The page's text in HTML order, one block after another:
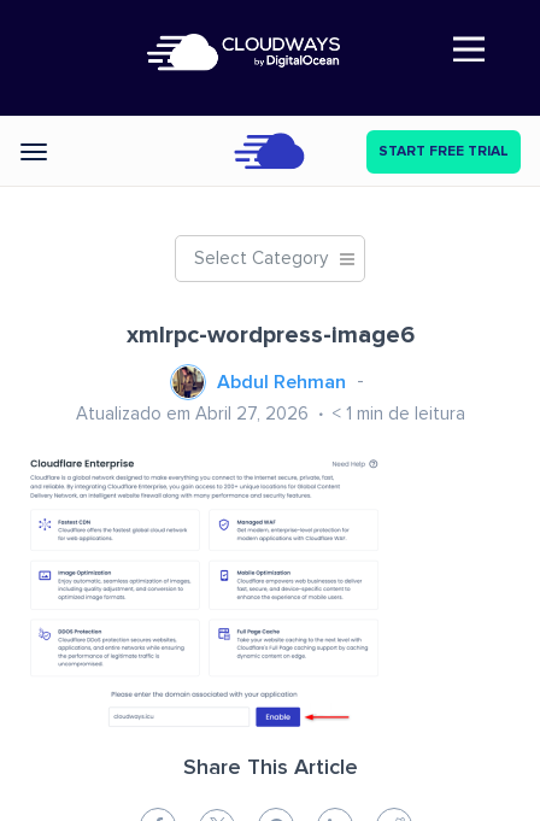
Abre a navegação
Categories START FREE TRIAL
Select Category
xmlrpc-wordpress-image6
Abdul Rehman
Atualizado em Abril 27, 2026 < 1 min de leitura
Share This Article